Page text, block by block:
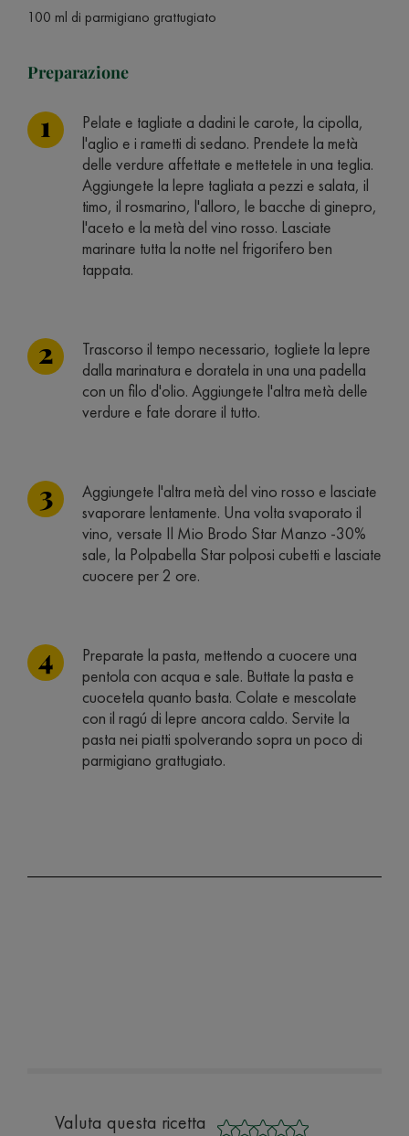
100 ml di parmigiano grattugiato
Preparazione
Pelate e tagliate a dadini le carote, la cipolla,
l'aglio e i rametti di sedano. Prendete la metà
delle verdure affettate e mettetele in una teglia.
Aggiungete la lepre tagliata a pezzi e salata, il
timo, il rosmarino, l'alloro, le bacche di ginepro,
l'aceto e la metà del vino rosso. Lasciate
marinare tutta la notte nel frigorifero ben
tappata.
Trascorso il tempo necessario, togliete la lepre
dalla marinatura e doratela in una una padella
con un filo d'olio. Aggiungete l'altra metà delle
verdure e fate dorare il tutto.
Aggiungete l'altra metà del vino rosso e lasciate
svaporare lentamente. Una volta svaporato il
vino, versate Il Mio Brodo Star Manzo -30%
sale, la Polpabella Star polposi cubetti e lasciate
cuocere per 2 ore.
Preparate la pasta, mettendo a cuocere una
pentola con acqua e sale. Buttate la pasta e
cuocetela quanto basta. Colate e mescolate
con il ragú di lepre ancora caldo. Servite la
pasta nei piatti spolverando sopra un poco di
parmigiano grattugiato.
Valuta questa ricetta